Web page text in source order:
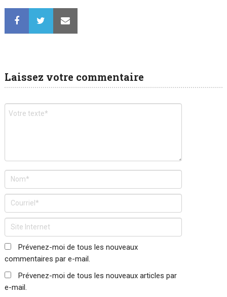
Laissez votre commentaire
Prévenez-moi de tous les nouveaux
commentaires par e-mail.
Prévenez-moi de tous les nouveaux articles par
e-mail.